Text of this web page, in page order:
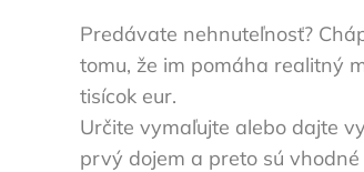
Predávate nehnuteľnosť?
tomu, že im pomáha realitný
tisícok eur.
Určite vymaľujte alebo dajte
prvý dojem a preto sú